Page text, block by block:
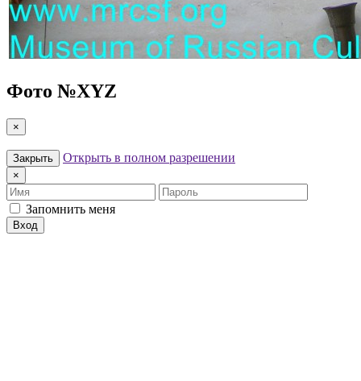
Фото №XYZ
×
Закрыть Открыть в полном разрешении
×
Имя
Пароль
Запомнить меня
Вход